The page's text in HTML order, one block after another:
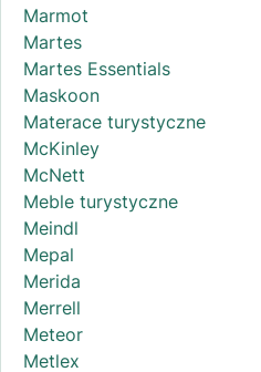
Marmot
Martes
Martes Essentials
Maskoon
Materace turystyczne
McKinley
McNett
Meble turystyczne
Meindl
Mepal
Merida
Merrell
Meteor
Metlex